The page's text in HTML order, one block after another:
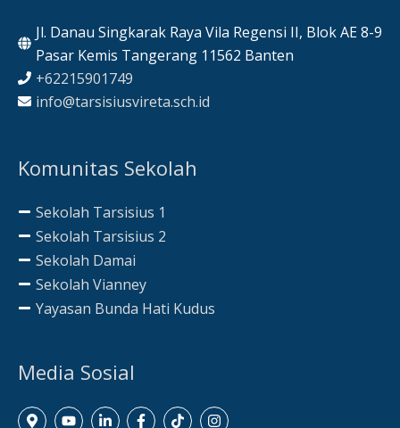
Jl. Danau Singkarak Raya Vila Regensi II, Blok AE 8-9
Pasar Kemis Tangerang 11562 Banten
+62215901749
info@tarsisiusvireta.sch.id
Komunitas Sekolah
Sekolah Tarsisius 1
Sekolah Tarsisius 2
Sekolah Damai
Sekolah Vianney
Yayasan Bunda Hati Kudus
Media Sosial